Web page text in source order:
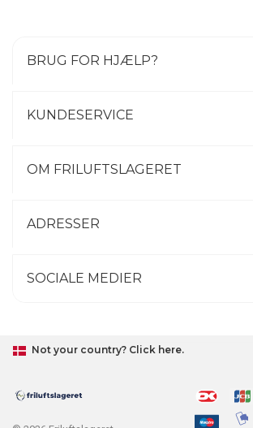
BRUG FOR HJÆLP?
KUNDESERVICE
OM FRILUFTSLAGERET
ADRESSER
SOCIALE MEDIER
Not your country? Click here.